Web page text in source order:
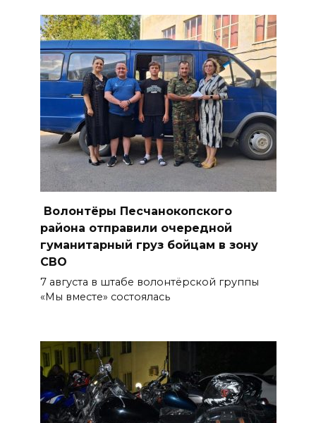
Утром над акваторией
Азовского моря сбили
вражеские БПЛА
08 августа 2026 09:29
Аномальная жара до +40 °C
накроет Ростов-на-Дону 8
августа
08 августа 2026 09:23
Ночью дежурными силами
ПВО перехвачены и
уничтожены 397 украинских
беспилотников
Более 30 БПЛА сбили ночью в
пяти районах Ростовской
области
07 августа 2026 23:00
Волонтёры Песчанокопского
района отправили очередной
гуманитарный груз бойцам в зону
СВО
7 августа в штабе волонтёрской группы
«Мы вместе» состоялась